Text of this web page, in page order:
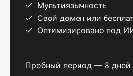
Мультиязычность
Свой домен или
Оптимизировано под
Пробный период — 8 дней